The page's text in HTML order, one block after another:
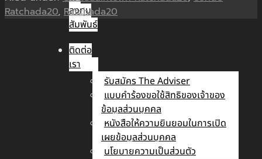
ลงทุน
สัมพันธ์
ติดต่อ
เรา
รับสมัคร The Adviser
แบบคำร้องขอใช้สิทธิของเจ้าของ
ข้อมูลส่วนบุคคล
หนังสือให้ความยินยอมในการเปิด
เผยข้อมูลส่วนบุคคล
นโยบายความเป็นส่วนตัว
Ratchada20, Ratchada20